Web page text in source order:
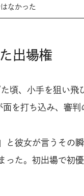
なかった
出場権
頃、小手を狙い
を打ち込み、審判
と彼女が言うその
った。初出場で初